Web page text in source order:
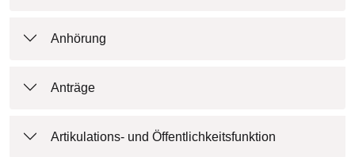
Anhörung
Anträge
Artikulations- und Öffentlichkeitsfunktion